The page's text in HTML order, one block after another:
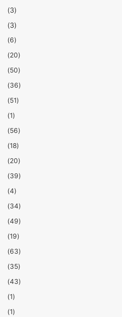
(3)
(3)
(6)
(20)
(50)
(36)
(51)
(1)
(56)
(18)
(20)
(39)
(4)
(34)
(49)
(19)
(63)
(35)
(43)
(1)
(1)